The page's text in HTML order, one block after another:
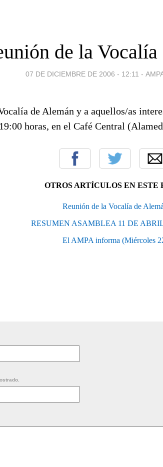
de la
07 DE DICIEMBRE DE 2006 - 12:11 -
de Alemán y a aquellos/as
horas, en el Café Central
OTROS ARTÍCULOS EN ESTE
Reunión de la Vocalía de
RESUMEN ASAMBLEA 11 DE
El AMPA informa (Miércoles